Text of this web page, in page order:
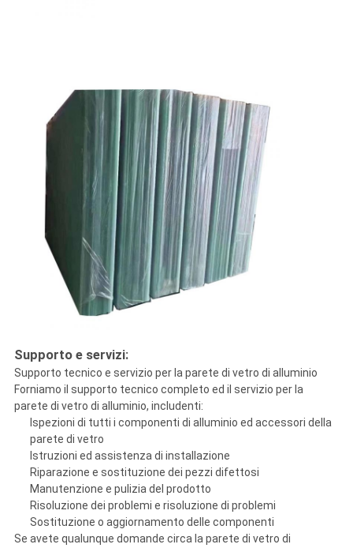
Supporto e servizi:
Supporto tecnico e servizio per la parete di vetro di alluminio
Forniamo il supporto tecnico completo ed il servizio per la
parete di vetro di alluminio, includenti:
Ispezioni di tutti i componenti di alluminio ed accessori della
parete di vetro
Istruzioni ed assistenza di installazione
Riparazione e sostituzione dei pezzi difettosi
Manutenzione e pulizia del prodotto
Risoluzione dei problemi e risoluzione di problemi
Sostituzione o aggiornamento delle componenti
Se avete qualunque domande circa la parete di vetro di